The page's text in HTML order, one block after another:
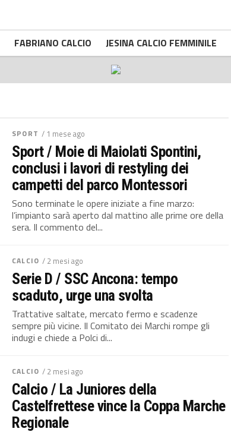
FABRIANO CALCIO JESINA CALCIO FEMMINILE
SPORT / 1 mese ago
Sport / Moie di Maiolati Spontini,
conclusi i lavori di restyling dei
campetti del parco Montessori
Sono terminate le opere iniziate a fine marzo:
l’impianto sarà aperto dal mattino alle prime ore della
sera. Il commento del...
CALCIO / 2 mesi ago
Serie D / SSC Ancona: tempo
scaduto, urge una svolta
Trattative saltate, mercato fermo e scadenze
sempre più vicine. Il Comitato dei Marchi rompe gli
indugi e chiede a Polci di...
CALCIO / 2 mesi ago
Calcio / La Juniores della
Castelfrettese vince la Coppa Marche
Regionale